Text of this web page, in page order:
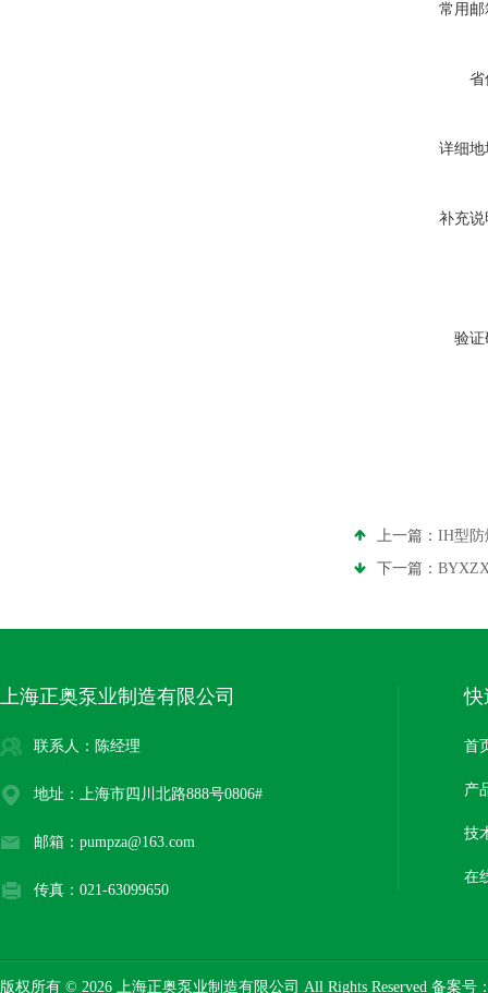
常用邮
省
详细地
补充说
验证
上一篇： IH型防
下一篇：
上海正奥泵业制造有限公司
联系人：陈经理
地址：上海市四川北路888号0806#
邮箱：pumpza@163.com
传真：021-63099650
快
首
产
技
在
版权所有 © 2026 上海正奥泵业制造有限公司 All Rights Reserved 备案号